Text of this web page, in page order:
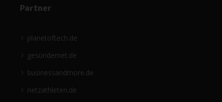
Partner
planetoftech.de
gesündernet.de
businessandmore.de
netzathleten.de